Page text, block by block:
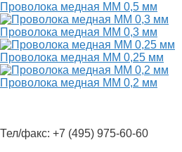
Проволока медная ММ 0,5 мм
Проволока медная ММ 0,3 мм
Проволока медная ММ 0,25 мм
Проволока медная ММ 0,2 мм
Тел/факс: +7 (495) 975-60-60